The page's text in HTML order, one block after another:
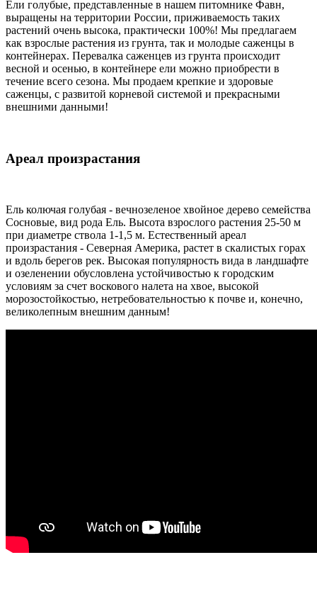
Ели голубые, представленные в нашем питомнике Фавн,
выращены на территории России, приживаемость таких
растений очень высока, практически 100%! Мы предлагаем
как взрослые растения из грунта, так и молодые саженцы в
контейнерах. Перевалка саженцев из грунта происходит
весной и осенью, в контейнере ели можно приобрести в
течение всего сезона. Мы продаем крепкие и здоровые
саженцы, с развитой корневой системой и прекрасными
внешними данными!
Ареал произрастания
Ель колючая голубая - вечнозеленое хвойное дерево семейства
Сосновые, вид рода Ель. Высота взрослого растения 25-50 м
при диаметре ствола 1-1,5 м. Естественный ареал
произрастания - Северная Америка, растет в скалистых горах
и вдоль берегов рек. Высокая популярность вида в ландшафте
и озеленении обусловлена устойчивостью к городским
условиям за счет воскового налета на хвое, высокой
морозостойкостью, нетребовательностью к почве и, конечно,
великолепным внешним данным!